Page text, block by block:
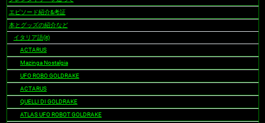
ビ
ゲ
シ
ョ
ン
エピソード紹介&考証
本とグッズの紹介など
イタリア語(it)
ACTARUS
Mazinga Nostalgia
UFO ROBO GOLDRAKE
ACTARUS
QUELLI DI GOLDRAKE
ATLAS UFO ROBOT GOLDRAKE